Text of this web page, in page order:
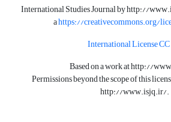
International Studies Journal byhttp://
ahttps://creativecommons.org/
International License
Based on a work athttp://
Permissions beyond the scope of this
http://www.isjq.ir/.